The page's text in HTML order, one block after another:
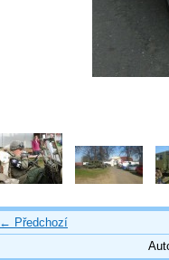
← Předchozí